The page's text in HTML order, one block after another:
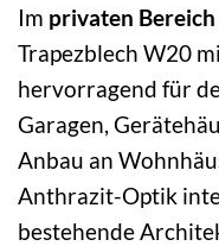
Im privaten Bereich
Trapezblech W20
hervorragend für
Garagen,
Anbau an
Anthrazit-Optik
bestehende